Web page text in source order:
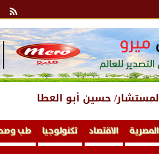
حسين أبو العطا
الاقتصاد تكنولوجيا طب